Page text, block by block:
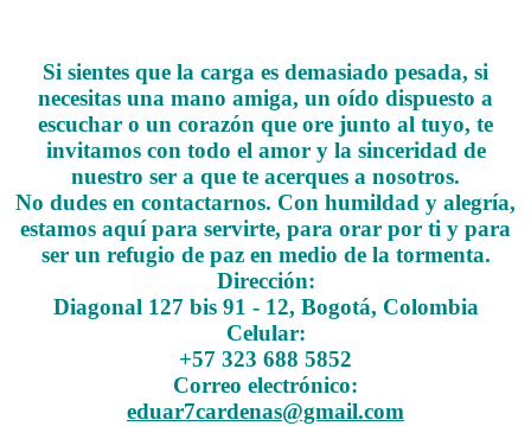
Si sientes que la carga es demasiado pesada, si
necesitas una mano amiga, un oído dispuesto a
escuchar o un corazón que ore junto al tuyo, te
invitamos con todo el amor y la sinceridad de
nuestro ser a que te acerques a nosotros.
No dudes en contactarnos. Con humildad y alegría,
estamos aquí para servirte, para orar por ti y para
ser un refugio de paz en medio de la tormenta.
Dirección:
Diagonal 127 bis 91 - 12, Bogotá, Colombia
Celular:
+57 323 688 5852
Correo electrónico:
eduar7cardenas@gmail.com